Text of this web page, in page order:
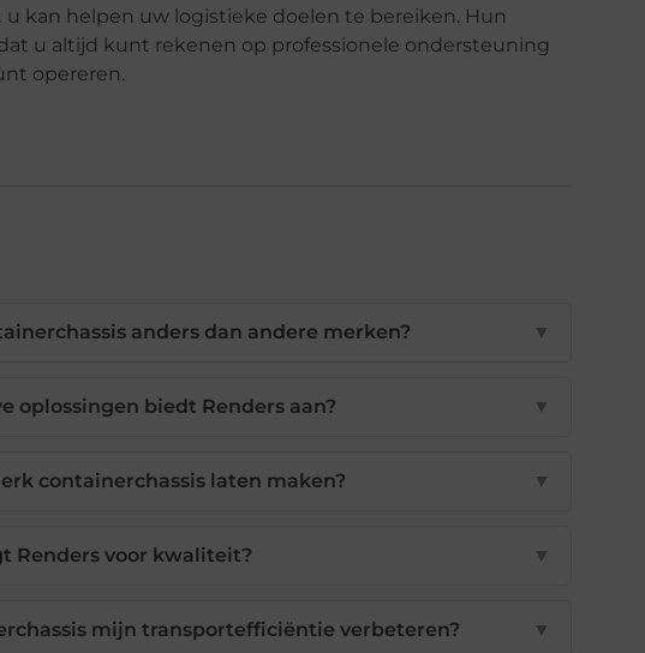
kan helpen uw logistieke doelen te bereiken. Hun
u altijd kunt rekenen op professionele ondersteuning
opereren.
anders dan andere merken? ▼
oplossingen biedt Renders aan? ▼
containerchassis laten maken? ▼
Renders voor kwaliteit? ▼
mijn transportefficiëntie verbeteren? ▼